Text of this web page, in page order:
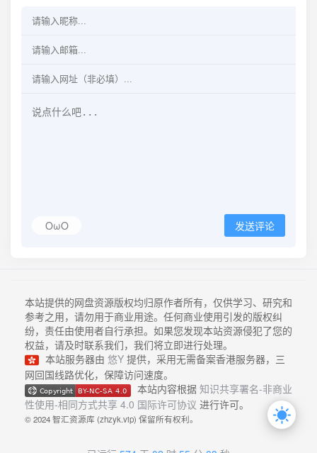
OωO 发送评论
本站提供的网盘资源版权均归原作者所有，仅供学习、研究和
参考之用，请勿用于商业用途。任何商业使用引发的版权纠
纷，责任由使用者自行承担。如果您发现本站资源侵犯了您的
权益，请及时联系我们，我们将立即进行处理。
本站服务器由 悠Y 提供，采用无需备案香港服务器，三
网回国线路优化，保障访问速度。
本站内容根据 知识共享署名-非商业
性使用-相同方式共享 4.0 国际许可协议 进行许可。
© 2024 智汇资源库 (zhzyk.vip) 保留所有权利。